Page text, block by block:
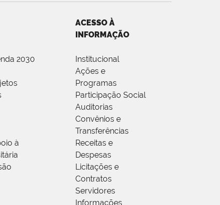
2030
à
ACESSO À
INFORMAÇÃO
Institucional
Ações e
Programas
Participação Social
Auditorias
Convênios e
Transferências
Receitas e
Despesas
Licitações e
Contratos
Servidores
Informações